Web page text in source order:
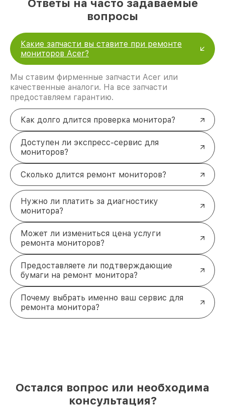
Ответы на часто задаваемые
вопросы
Какие запчасти вы ставите при ремонте
мониторов Acer?
Мы ставим фирменные запчасти Acer или
качественные аналоги. На все запчасти
предоставляем гарантию.
Как долго длится проверка монитора?
Доступен ли экспресс-сервис для
мониторов?
Сколько длится ремонт мониторов?
Нужно ли платить за диагностику
монитора?
Может ли измениться цена услуги
ремонта мониторов?
Предоставляете ли подтверждающие
бумаги на ремонт монитора?
Почему выбрать именно ваш сервис для
ремонта монитора?
Остался вопрос или необходима
консультация?